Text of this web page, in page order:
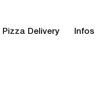
Pizza Delivery Infos